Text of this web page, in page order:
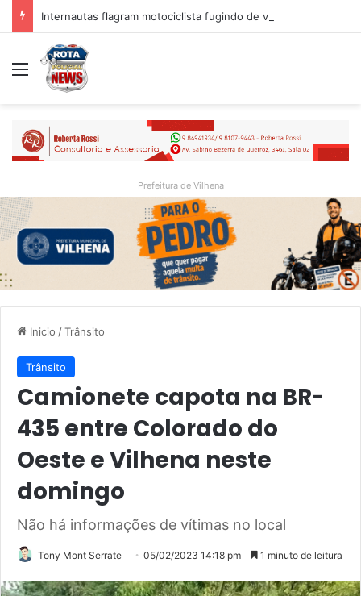
Menu
Prefeitura de Vilhena
Inicio /Trânsito
Trânsito
Camionete capota na BR-
435 entre Colorado do
Oeste e Vilhena neste
domingo
Não há informações de vítimas no local
Tony Mont Serrate 05/02/2023 14:18 pm 1 minuto de leitura